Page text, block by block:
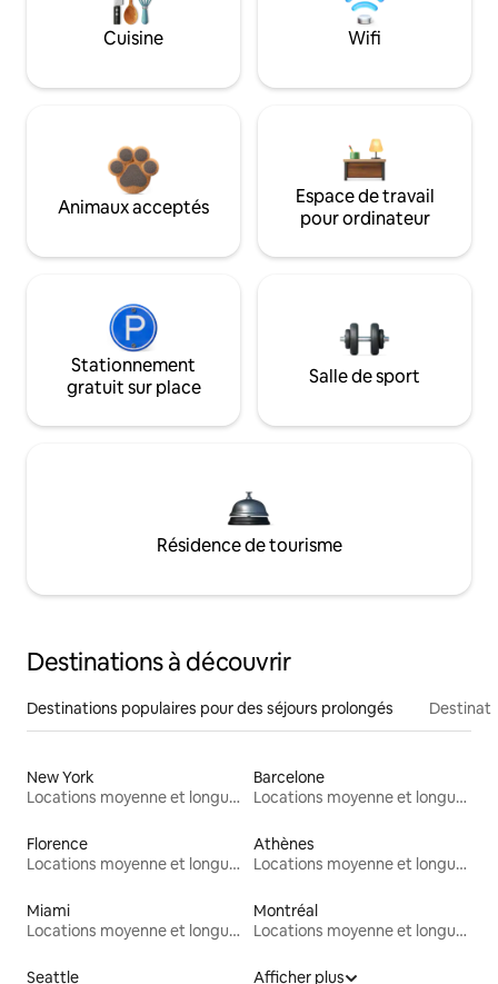
Cuisine Wifi
Animaux acceptés
Espace de travail
pour ordinateur
Stationnement
gratuit sur place
Salle de sport
Résidence de tourisme
Destinations à découvrir
Destinations populaires pour des séjours prolongés
New York
Locations moyenne et longue durée
Barcelone
Locations moyenne et longue durée
Florence
Locations moyenne et longue durée
Athènes
Locations moyenne et longue durée
Miami
Locations moyenne et longue durée
Montréal
Locations moyenne et longue durée
Seattle Afficher plus